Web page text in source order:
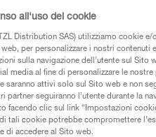
all'uso dei cookie
Distribution SAS) utilizziamo cookie
per personalizzare i nostri contenuti
sulla navigazione dell’utente sul
media al fine di personalizzare le
saranno attivi solo sul Sito web e non
partner seguiranno l’utente durante la
facendo clic sul link “Impostazioni
tali cookie potrebbe compromettere
di accedere al Sito web.